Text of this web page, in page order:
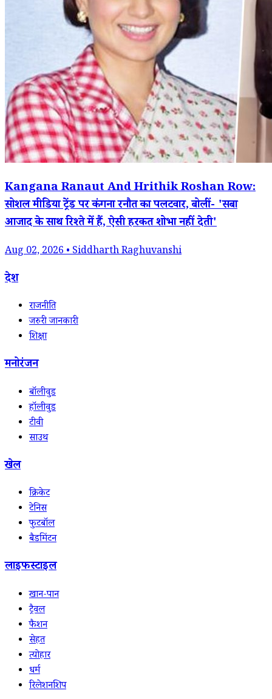
Kangana Ranaut And Hrithik Roshan Row:
सोशल मीडिया ट्रेंड पर कंगना रनौत का पलटवार, बोलीं- 'सबा
आजाद के साथ रिश्ते में हैं, ऐसी हरकत शोभा नहीं देती'
Aug 02, 2026 • Siddharth Raghuvanshi
देश
राजनीति
जरुरी जानकारी
शिक्षा
मनोरंजन
बॉलीवुड
हॉलीवुड
टीवी
साउथ
खेल
क्रिकेट
टेनिस
फुटबॉल
बैडमिंटन
लाइफस्टाइल
खान-पान
ट्रैवल
फैशन
सेहत
त्योहार
धर्म
रिलेशनशिप